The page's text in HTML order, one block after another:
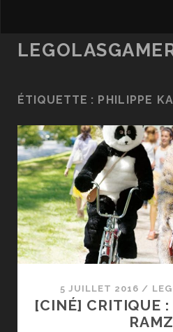
ÉTIQUETTE : PHILIPPE
5 JUILLET 2016 /
[CINÉ] CRITIQUE